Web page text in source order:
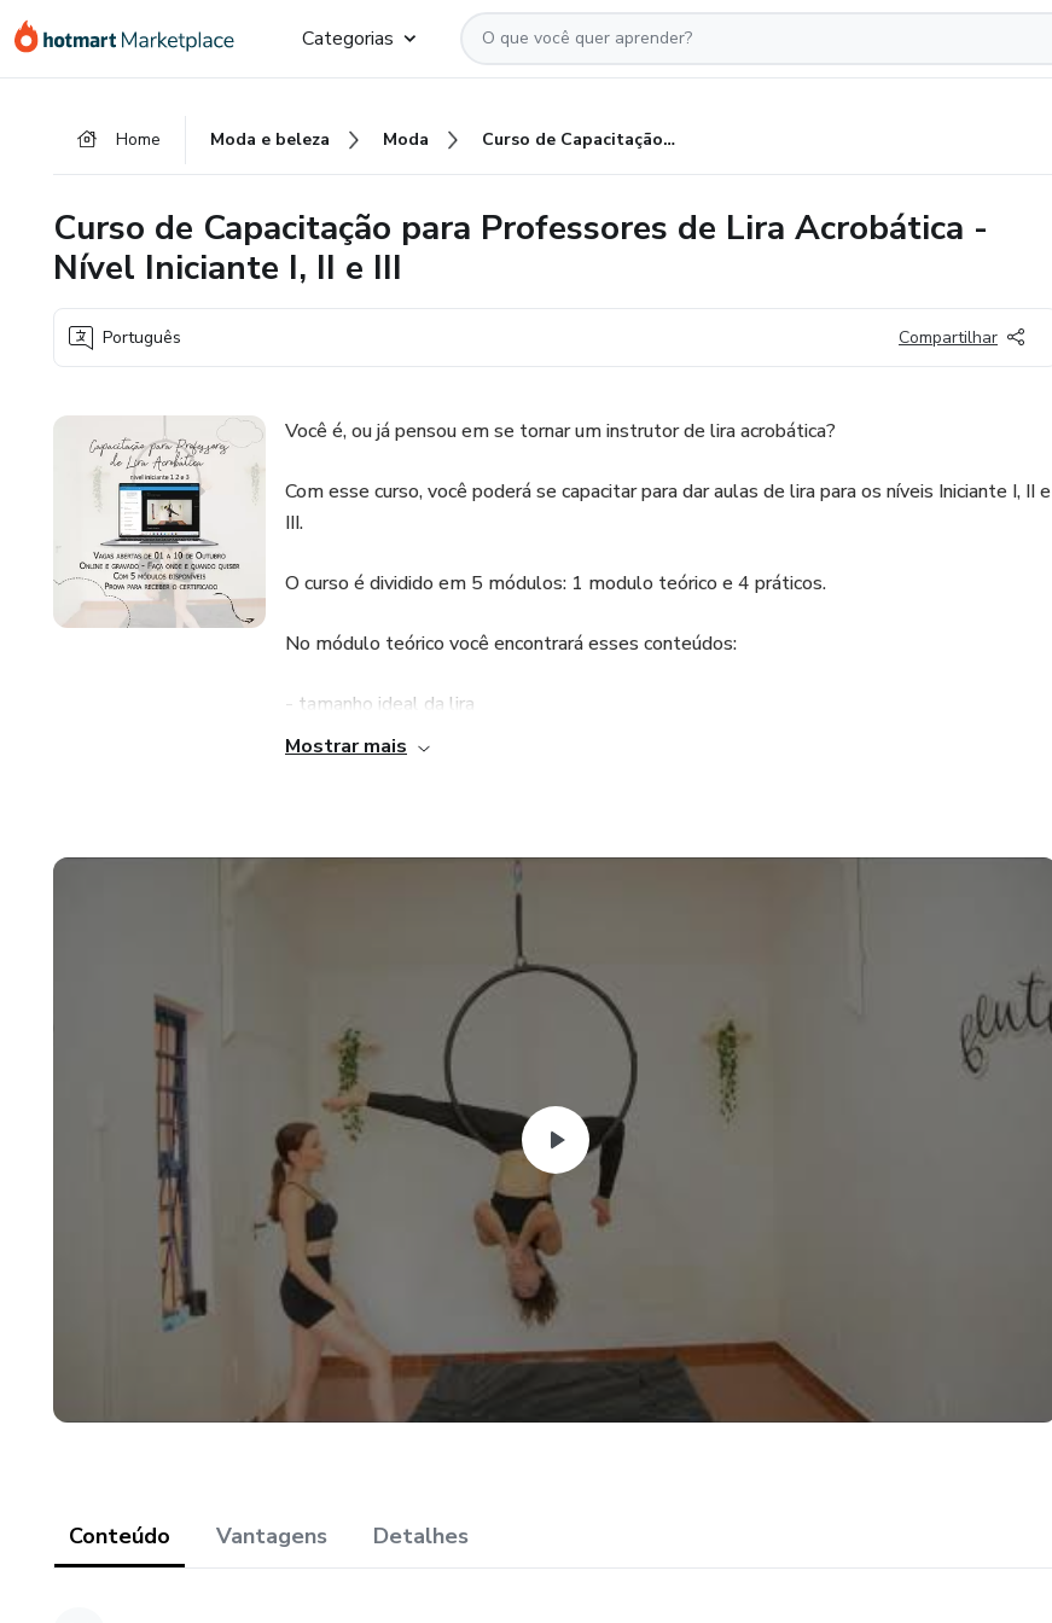
para
para
para
Categorias
Home Moda e beleza Moda Curso de Capacitação para Professores de Lira Acrobática - Nível Iniciante I, II e III
Curso de Capacitação para Professores de Lira Acrobática -
Nível Iniciante I, II e III
Português Compartilhar
Você é, ou já pensou em se tornar um instrutor de lira acrobática?
Com esse curso, você poderá se capacitar para dar aulas de lira para os níveis Iniciante I, II e
III.
O curso é dividido em 5 módulos: 1 modulo teórico e 4 práticos.
No módulo teórico você encontrará esses conteúdos:
- tamanho ideal da lira
- segurança (corda, fitas e mosquetões)
- perfis de alunos
- aquecimento (teoria)
- aquecimento (prática)
- anatomia aplicada à lira acrobática
- dor e lesões na lira: características e cuidados
Módulo de fortalecimento:
- como escolher os exercícios de fortalecimento
E os módulos iniciante I, II e III com conteúdo prático de Lira Acrobática!
Mostrar mais
Conteúdo Vantagens Detalhes